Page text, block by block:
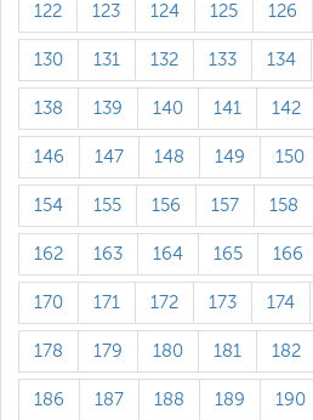
122 123 124 125 126
130 131 132 133 134
138 139 140 141 142
146 147 148 149 150
154 155 156 157 158
162 163 164 165 166
170 171 172 173 174
178 179 180 181 182
186 187 188 189 190